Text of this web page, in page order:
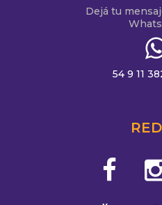
Dejá tu
54 9 11